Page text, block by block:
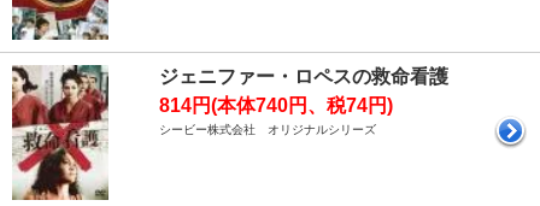
ジェニファー・ロペスの救命看護
814円(本体740円、税74円)
シービー株式会社 オリジナルシリーズ